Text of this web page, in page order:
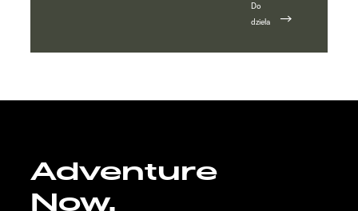
Do
dzieła
Adventure
Now.